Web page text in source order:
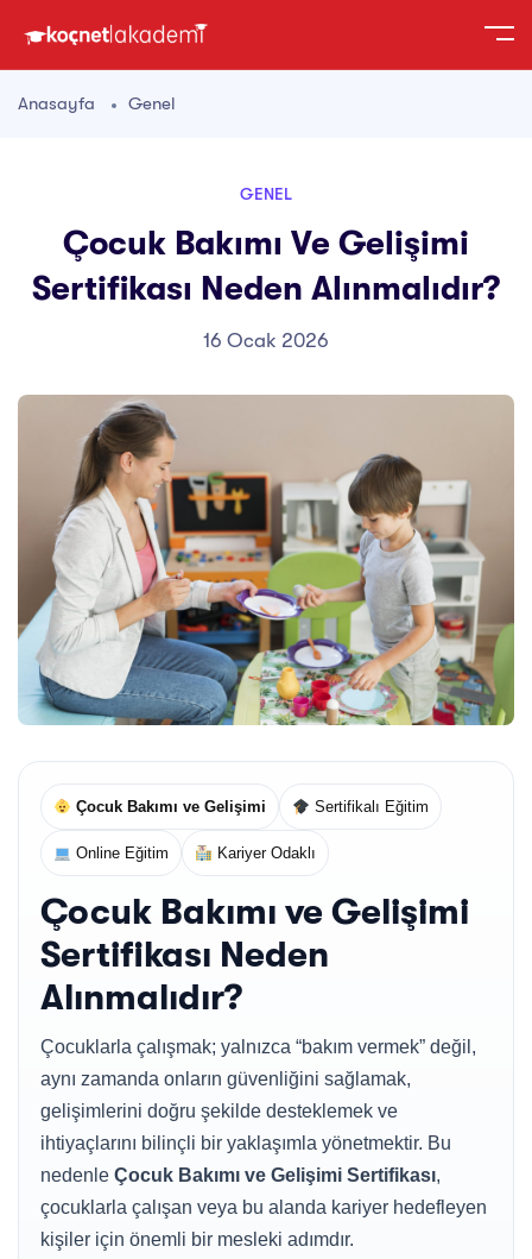
Anasayfa Genel
GENEL
Çocuk Bakımı Ve Gelişimi
Sertifikası Neden Alınmalıdır?
16 Ocak 2026
Çocuk Bakımı ve Gelişimi Sertifikalı Eğitim
Online Eğitim Kariyer Odaklı
Çocuk Bakımı ve Gelişimi
Sertifikası Neden
Alınmalıdır?
Çocuklarla çalışmak; yalnızca “bakım vermek” değil,
aynı zamanda onların güvenliğini sağlamak,
gelişimlerini doğru şekilde desteklemek ve
ihtiyaçlarını bilinçli bir yaklaşımla yönetmektir. Bu
nedenle Çocuk Bakımı ve Gelişimi Sertifikası,
çocuklarla çalışan veya bu alanda kariyer hedefleyen
kişiler için önemli bir mesleki adımdır.